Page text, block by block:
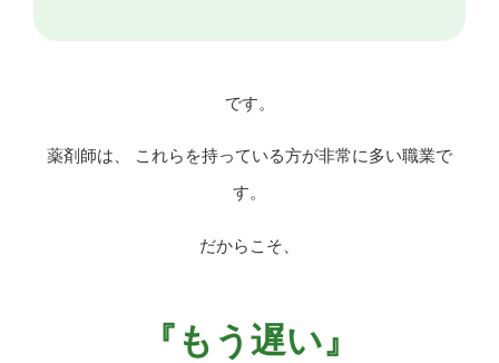
です。
薬剤師は、 これらを持っている方が非常に多い職業で
す。
だからこそ、
『もう遅い』